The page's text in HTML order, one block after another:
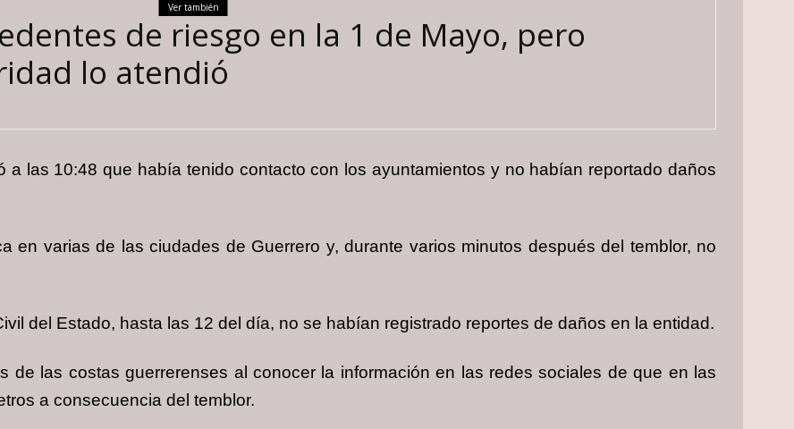
Ver también
de riesgo en la 1 de Mayo, pero
lo atendió
a las 10:48 que había tenido contacto con los ayuntamientos y no habían reportado daños
en varias de las ciudades de Guerrero y, durante varios minutos después del temblor, no
del Estado, hasta las 12 del día, no se habían registrado reportes de daños en la entidad.
de las costas guerrerenses al conocer la información en las redes sociales de que en las
a consecuencia del temblor.